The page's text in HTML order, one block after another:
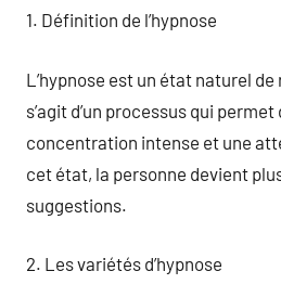
1. Définition de l’hypnose
L’hypnose est un état naturel
s’agit d’un processus qui permet
concentration intense et une
cet état, la personne devient
suggestions.
2. Les variétés d’hypnose